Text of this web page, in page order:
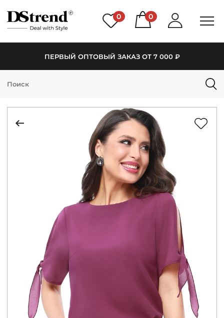
0 0
ПЕРВЫЙ ОПТОВЫЙ ЗАКАЗ ОТ 7 000 ₽
КАТАЛОГ
НОВИНКИ
РАСПРОДАЖА
КОНТАКТЫ
ЖУРНАЛ
О НАС